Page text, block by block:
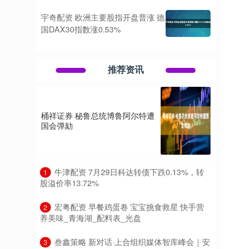
宇奇配资 欧洲主要股指开盘普涨 德
国DAX30指数涨0.53%
推荐资讯
桶祥证券 秘鲁总统博鲁阿尔特遭
国会弹劾
1
​牛津配资 7月29日科达转债下跌0.13%，转
股溢价率13.72%
2
​宏粤配资 早餐鸡蛋卷 宝宝挑食救星 快手营
养美味_青海湖_配料表_光盘
3
​叁鑫策略 新对话·上合组织媒体智库峰会｜安